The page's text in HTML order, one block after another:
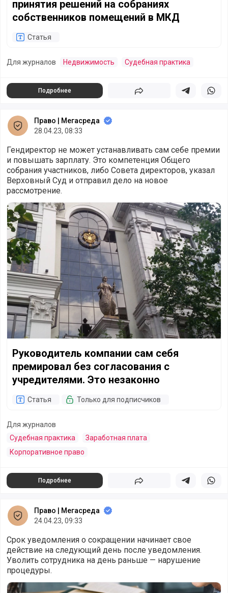
принятия решений на собраниях
собственников помещений в МКД
Статья
Для журналов Недвижимость Судебная практика
Подробнее Поделиться Поделиться в
Право | Мегасреда
28.04.23, 08:33
Гендиректор не может устанавливать сам себе премии
и повышать зарплату. Это компетенция Общего
собрания участников, либо Совета директоров, указал
Верховный Суд и отправил дело на новое
рассмотрение.
Руководитель компании сам себя премировал без
Руководитель компании сам себя
премировал без согласования с
учредителями. Это незаконно
Статья Только для подписчиков
Для журналов
Судебная практика
Заработная плата
Корпоративное право
Подробнее Поделиться Поделиться в
Право | Мегасреда
24.04.23, 09:33
Срок уведомления о сокращении начинает свое
действие на следующий день после уведомления.
Уволить сотрудника на день раньше — нарушение
процедуры.
Суды приняли сторону работника, уволенного с